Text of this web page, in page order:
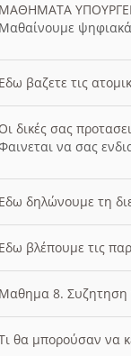
ΜΑΘΗΜΑΤΑ
Μαθαίνουμε
Εδω βαζετε τις
Οι δικές σας
να σας
Εδω δηλώνουμε τη
Εδω βλέπουμε τις
Μαθημα 8. Συζητηση
θα μπορούσαν να